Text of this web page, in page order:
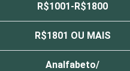
R$1001-R$1800
R$1801 OU MAIS
Analfabeto/